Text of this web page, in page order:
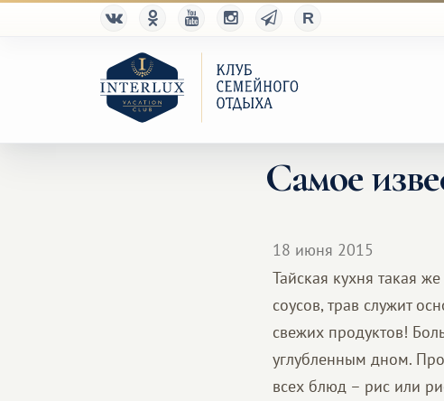
Самое
18 июня 2015
Тайская кухня такая
соусов, трав служит
свежих продуктов!
углубленным дном.
всех блюд – рис или